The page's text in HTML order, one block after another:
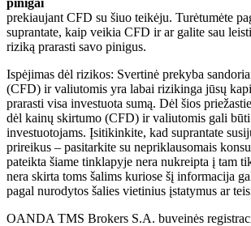
prekiaujant CFD su šiuo teikėju. Turėtumėte
suprantate, kaip veikia CFD ir ar galite sau
riziką prarasti savo pinigus.
Ispėjimas dėl rizikos: Svertinė prekyba
(CFD) ir valiutomis yra labai rizikinga jūsų
prarasti visa investuota sumą. Dėl šios
dėl kainų skirtumo (CFD) ir valiutomis gali
investuotojams. Įsitikinkite, kad suprantate
prireikus – pasitarkite su nepriklausomais
pateikta šiame tinklapyje nera nukreipta į tam
nera skirta toms šalims kuriose šį informacija
pagal nurodytos šalies vietinius įstatymus ar
OANDA TMS Brokers S.A. buveinės